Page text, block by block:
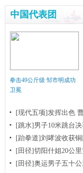
中国代表团
拳击49公斤级 邹市明成功
卫冕
[现代五项]发挥出色
[跳水]男子10米跳台
[跆拳道]刘哮波收获
[田径]切阳什姐20公
[田径]奥运男子五十